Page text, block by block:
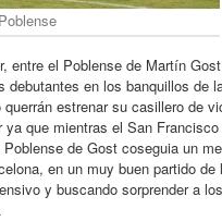
entre el Poblense de Martín
debutantes en los banquillos de
querrán estrenar su casillero de
ya que mientras el San
de Gost coseguia un
en un muy buen partido
y buscando sorprender a